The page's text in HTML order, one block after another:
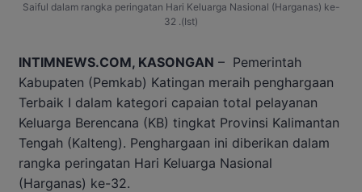
Saiful dalam rangka peringatan Hari Keluarga Nasional (Harganas) ke-
32 .(Ist)
INTIMNEWS.COM, KASONGAN – Pemerintah
Kabupaten (Pemkab) Katingan meraih penghargaan
Terbaik I dalam kategori capaian total pelayanan
Keluarga Berencana (KB) tingkat Provinsi Kalimantan
Tengah (Kalteng). Penghargaan ini diberikan dalam
rangka peringatan Hari Keluarga Nasional
(Harganas) ke-32.